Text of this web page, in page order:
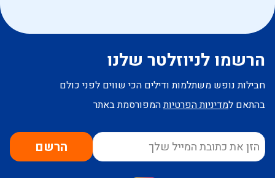
הרשמו לניוזלטר שלנו
חבילות נופש משתלמות ודילים הכי שווים לפני כולם
בהתאם למדיניות הפרטיותהמפורסמת באתר
הרשם